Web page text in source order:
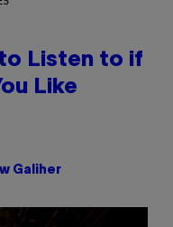
Listen to if
Like
Galiher